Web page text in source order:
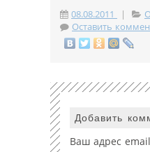
08.08.2011 |
Оставить
Добавить
Ваш адрес